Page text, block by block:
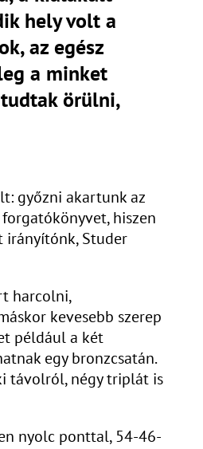
hely volt a
az egész
a minket
örülni,
győzni akartunk az
hiszen
irányítónk, Studer
harcolni,
kevesebb szerep
például a két
egy bronzcsatán.
távolról, négy triplát is
nyolc ponttal, 54-46-